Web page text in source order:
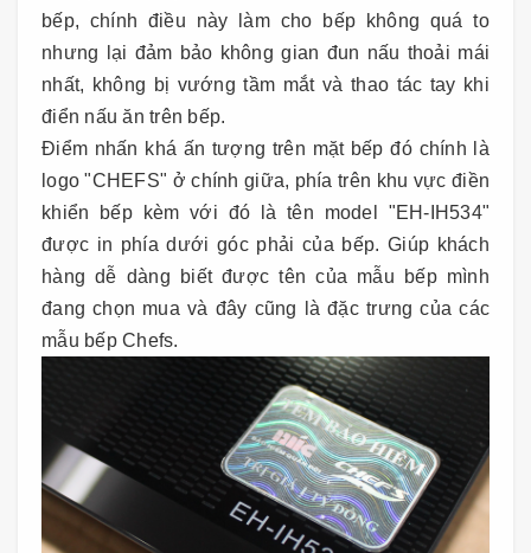
bếp, chính điều này làm cho bếp không quá to
nhưng lại đảm bảo không gian đun nấu thoải mái
nhất, không bị vướng tầm mắt và thao tác tay khi
điển nấu ăn trên bếp.
Điểm nhấn khá ấn tượng trên mặt bếp đó chính là
logo "CHEFS" ở chính giữa, phía trên khu vực điền
khiển bếp kèm với đó là tên model "EH-IH534"
được in phía dưới góc phải của bếp. Giúp khách
hàng dễ dàng biết được tên của mẫu bếp mình
đang chọn mua và đây cũng là đặc trưng của các
mẫu bếp Chefs.